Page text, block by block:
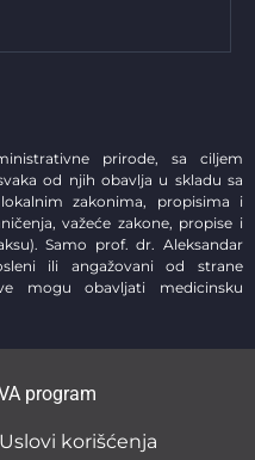
prirode, sa ciljem
od njih obavlja u skladu sa
zakonima, propisima i
važeće zakone, propise i
Samo prof. dr. Aleksandar
ili angažovani od strane
mogu obavljati medicinsku
program
Uslovi korišćenja